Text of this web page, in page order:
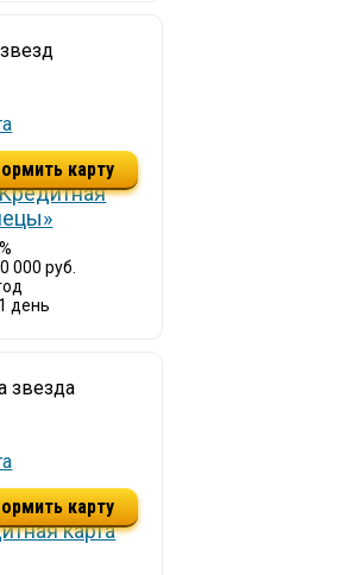
000 руб.
день
карту
карта
карту